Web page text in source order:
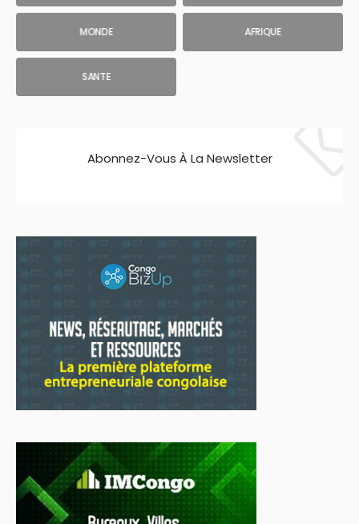
MONDE AFRIQUE
SANTE
Abonnez-Vous À La Newsletter